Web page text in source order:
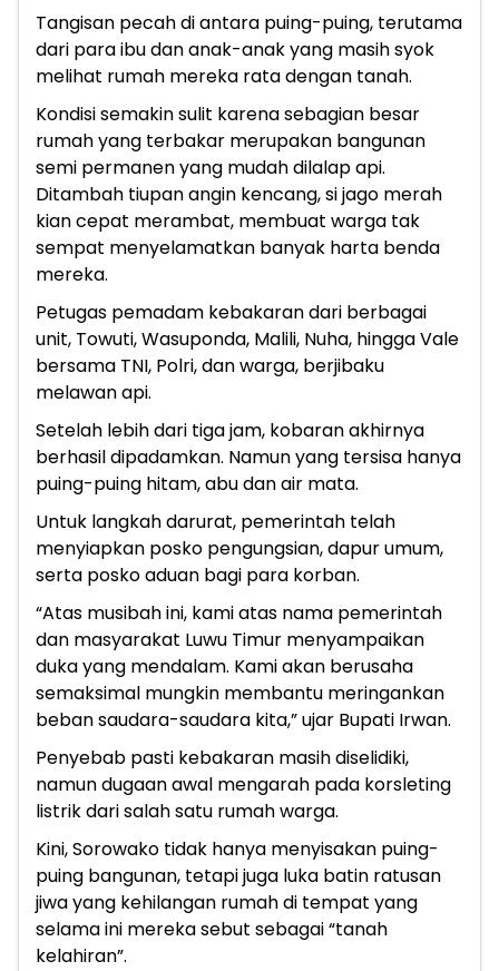
Tangisan pecah di antara puing-puing, terutama
dari para ibu dan anak-anak yang masih syok
melihat rumah mereka rata dengan tanah.
Kondisi semakin sulit karena sebagian besar
rumah yang terbakar merupakan bangunan
semi permanen yang mudah dilalap api.
Ditambah tiupan angin kencang, si jago merah
kian cepat merambat, membuat warga tak
sempat menyelamatkan banyak harta benda
mereka.
Petugas pemadam kebakaran dari berbagai
unit, Towuti, Wasuponda, Malili, Nuha, hingga Vale
bersama TNI, Polri, dan warga, berjibaku
melawan api.
Setelah lebih dari tiga jam, kobaran akhirnya
berhasil dipadamkan. Namun yang tersisa hanya
puing-puing hitam, abu dan air mata.
Untuk langkah darurat, pemerintah telah
menyiapkan posko pengungsian, dapur umum,
serta posko aduan bagi para korban.
“Atas musibah ini, kami atas nama pemerintah
dan masyarakat Luwu Timur menyampaikan
duka yang mendalam. Kami akan berusaha
semaksimal mungkin membantu meringankan
beban saudara-saudara kita,” ujar Bupati Irwan.
Penyebab pasti kebakaran masih diselidiki,
namun dugaan awal mengarah pada korsleting
listrik dari salah satu rumah warga.
Kini, Sorowako tidak hanya menyisakan puing-
puing bangunan, tetapi juga luka batin ratusan
jiwa yang kehilangan rumah di tempat yang
selama ini mereka sebut sebagai “tanah
kelahiran”.